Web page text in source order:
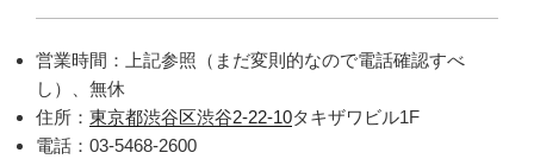
営業時間：上記参照（まだ変則的なので電話確認すべ
し）、無休
住所： 東京都渋谷区渋谷2-22-10タキザワビル1F
電話：03-5468-2600